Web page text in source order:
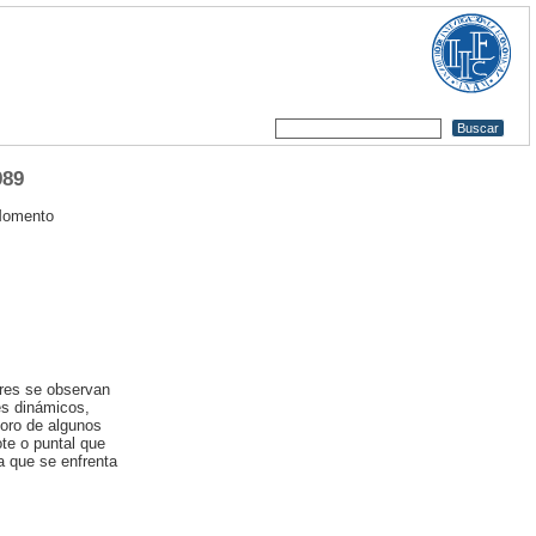
se observan
dinámicos,
de algunos
o puntal que
que se enfrenta